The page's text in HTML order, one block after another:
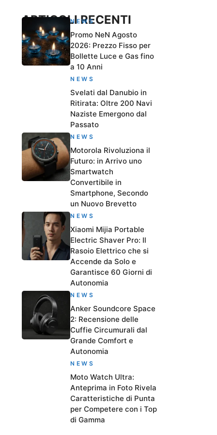
ARTICOLI RECENTI
NEWS
Promo NeN Agosto
2026: Prezzo Fisso per
Bollette Luce e Gas fino
a 10 Anni
NEWS
Svelati dal Danubio in
Ritirata: Oltre 200 Navi
Naziste Emergono dal
Passato
NEWS
Motorola Rivoluziona il
Futuro: in Arrivo uno
Smartwatch
Convertibile in
Smartphone, Secondo
un Nuovo Brevetto
NEWS
Xiaomi Mijia Portable
Electric Shaver Pro: Il
Rasoio Elettrico che si
Accende da Solo e
Garantisce 60 Giorni di
Autonomia
NEWS
Anker Soundcore Space
2: Recensione delle
Cuffie Circumurali dal
Grande Comfort e
Autonomia
NEWS
Moto Watch Ultra:
Anteprima in Foto Rivela
Caratteristiche di Punta
per Competere con i Top
di Gamma